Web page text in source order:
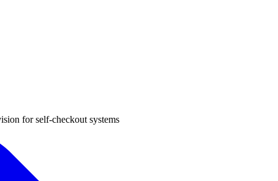
for self-checkout systems